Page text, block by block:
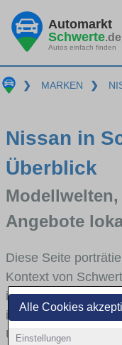
Alle Cookies
Einstellungen
Automarkt
Schwerte.de
Autos einfach finden
❯ MARKEN ❯
Nissan in
Überblick
Angebote
Diese Seite
Kontext von
in welchen
ist, welche
Umlandverkehr zu